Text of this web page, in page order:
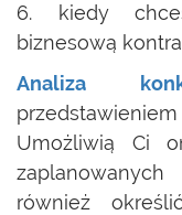
6. kiedy
biznesową
Analiza
Umożliwią Ci
również